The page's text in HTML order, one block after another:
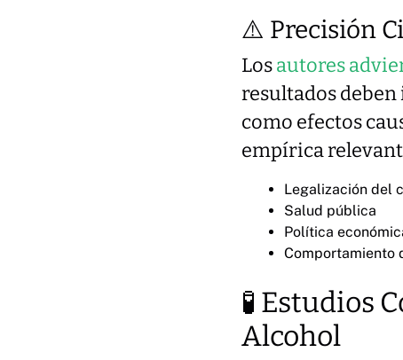
⚠️ Precisión
Losautores
resultados
como efectos
empírica
Legalización del
Salud pública
Política
Comportamiento
🧪 Estudios
Alcohol